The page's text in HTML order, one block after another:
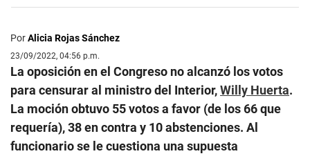
PorAlicia Rojas Sánchez
23/09/2022, 04:56 p.m.
La oposición en el Congreso no alcanzó los votos
para censurar al ministro del Interior,Willy Huerta.
La moción obtuvo 55 votos a favor (de los 66 que
requería), 38 en contra y 10 abstenciones. Al
funcionario se le cuestiona una supuesta